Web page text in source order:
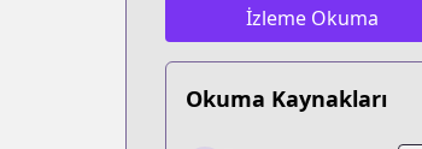
İzleme Okuma
Okuma Kaynakları